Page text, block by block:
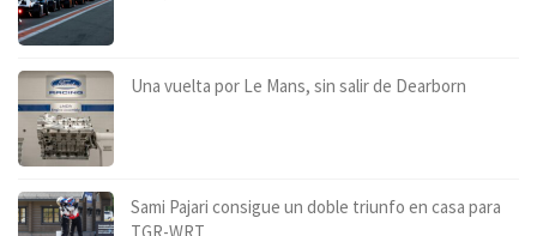
Una vuelta por Le Mans, sin salir de Dearborn
Sami Pajari consigue un doble triunfo en casa para